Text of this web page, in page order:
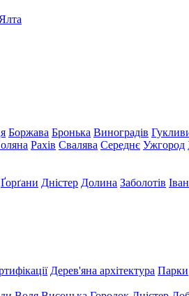
Ялта
Боржава Бронька Виноградів
Рахів Свалява Середнє Ужгород
Ґорґани Дністер Долина Заболотів
Дерев'яна архітектура Парки